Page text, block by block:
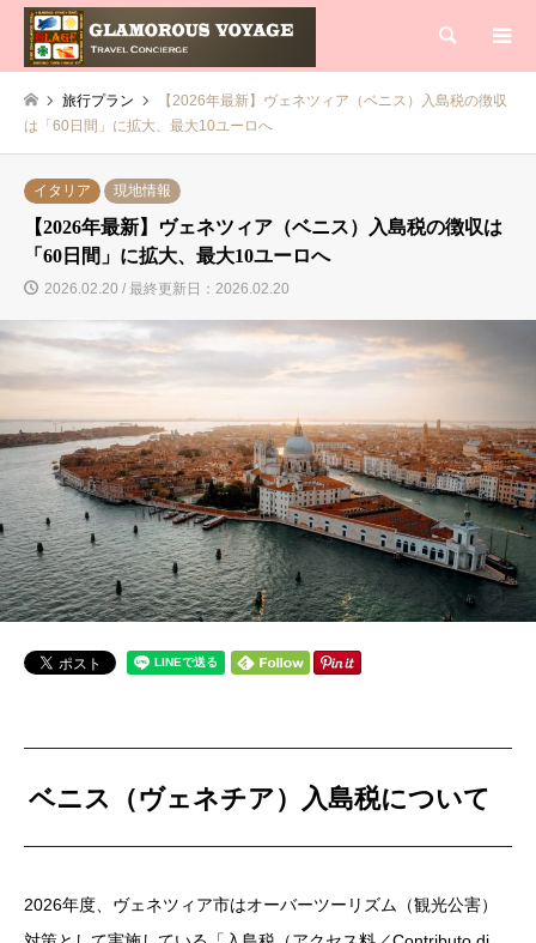
検索
旅行プラン
【2026年最新】ヴェネツィア（ベニス）入島税の徴収
は「60日間」に拡大、最大10ユーロへ
イタリア 現地情報
【2026年最新】ヴェネツィア（ベニス）入島税の徴収は
「60日間」に拡大、最大10ユーロへ
2026.02.20 / 最終更新日：2026.02.20
ベニス（ヴェネチア）入島税について
2026年度、ヴェネツィア市はオーバーツーリズム（観光公害）